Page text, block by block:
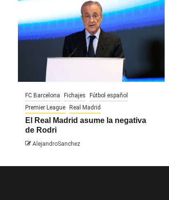
FC Barcelona Fichajes
Fútbol español
Premier League Real Madrid
El Real Madrid asume la negativa
de Rodri
AlejandroSanchez